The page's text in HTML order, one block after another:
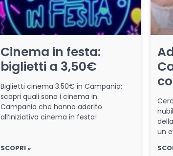
Cinema in festa:
biglietti a 3,50€
Biglietti cinema 3.50€ in Campania:
scopri quali sono i cinema in
Campania che hanno aderito
all’iniziativa cinema in festa!
SCOPRI »
un